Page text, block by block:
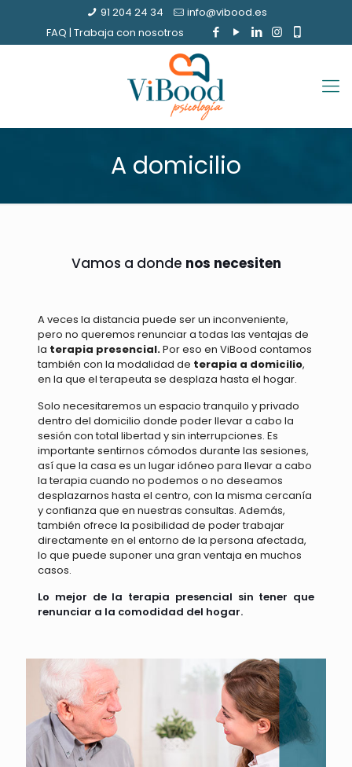
91 204 24 34
info@vibood.es
FAQ | Trabaja con nosotros
A domicilio
Vamos a donde nos necesiten
A veces la distancia puede ser un inconveniente,
pero no queremos renunciar a todas las ventajas de
la terapia presencial.Por eso en ViBood contamos
también con la modalidad de terapia a domicilio,
en la que el terapeuta se desplaza hasta el hogar.
Solo necesitaremos un espacio tranquilo y privado
dentro del domicilio donde poder llevar a cabo la
sesión con total libertad y sin interrupciones. Es
importante sentirnos cómodos durante las sesiones,
así que la casa es un lugar idóneo para llevar a cabo
la terapia cuando no podemos o no deseamos
desplazarnos hasta el centro, con la misma cercanía
y confianza que en nuestras consultas. Además,
también ofrece la posibilidad de poder trabajar
directamente en el entorno de la persona afectada,
lo que puede suponer una gran ventaja en muchos
casos.
Lo mejor de la terapia presencial sin tener que
renunciar a la comodidad del hogar.